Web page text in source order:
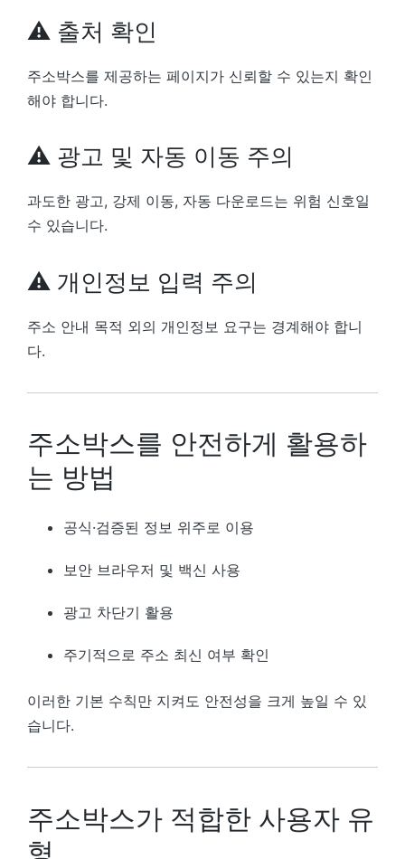
⚠ 출처 확인
주소박스를 제공하는 페이지가 신뢰할 수 있는지 확인
해야 합니다.
⚠ 광고 및 자동 이동 주의
과도한 광고, 강제 이동, 자동 다운로드는 위험 신호일
수 있습니다.
⚠ 개인정보 입력 주의
주소 안내 목적 외의 개인정보 요구는 경계해야 합니
다.
주소박스를 안전하게 활용하
는 방법
공식·검증된 정보 위주로 이용
보안 브라우저 및 백신 사용
광고 차단기 활용
주기적으로 주소 최신 여부 확인
이러한 기본 수칙만 지켜도 안전성을 크게 높일 수 있
습니다.
주소박스가 적합한 사용자 유
형